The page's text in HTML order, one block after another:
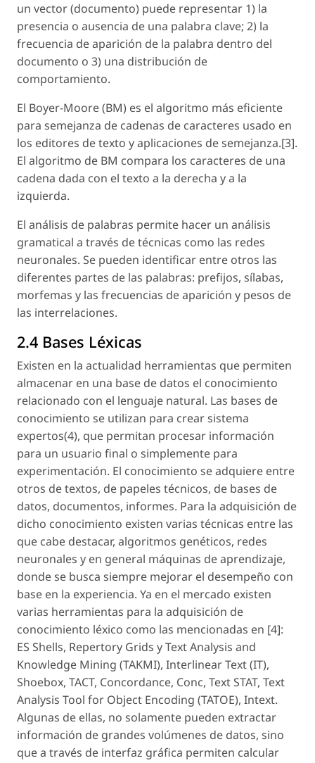
un vector (documento) puede representar 1) la
presencia o ausencia de una palabra clave; 2) la
frecuencia de aparición de la palabra dentro del
documento o 3) una distribución de
comportamiento.
El Boyer-Moore (BM) es el algoritmo más eficiente
para semejanza de cadenas de caracteres usado en
los editores de texto y aplicaciones de semejanza.[3].
El algoritmo de BM compara los caracteres de una
cadena dada con el texto a la derecha y a la
izquierda.
El análisis de palabras permite hacer un análisis
gramatical a través de técnicas como las redes
neuronales. Se pueden identificar entre otros las
diferentes partes de las palabras: prefijos, sílabas,
morfemas y las frecuencias de aparición y pesos de
las interrelaciones.
2.4 Bases Léxicas
Existen en la actualidad herramientas que permiten
almacenar en una base de datos el conocimiento
relacionado con el lenguaje natural. Las bases de
conocimiento se utilizan para crear sistema
expertos(4), que permitan procesar información
para un usuario final o simplemente para
experimentación. El conocimiento se adquiere entre
otros de textos, de papeles técnicos, de bases de
datos, documentos, informes. Para la adquisición de
dicho conocimiento existen varias técnicas entre las
que cabe destacar, algoritmos genéticos, redes
neuronales y en general máquinas de aprendizaje,
donde se busca siempre mejorar el desempeño con
base en la experiencia. Ya en el mercado existen
varias herramientas para la adquisición de
conocimiento léxico como las mencionadas en [4]:
ES Shells, Repertory Grids y Text Analysis and
Knowledge Mining (TAKMI), Interlinear Text (IT),
Shoebox, TACT, Concordance, Conc, Text STAT, Text
Analysis Tool for Object Encoding (TATOE), Intext.
Algunas de ellas, no solamente pueden extractar
información de grandes volúmenes de datos, sino
que a través de interfaz gráfica permiten calcular